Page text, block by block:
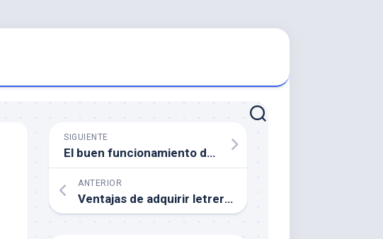
SIGUIENTE
El buen funcionamiento de un comparador de hipotecas
ANTERIOR
Ventajas de adquirir letreros y rotulos baratos online